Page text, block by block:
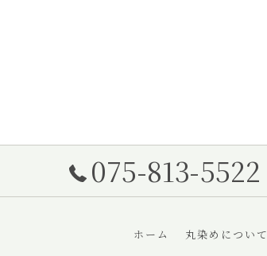
075-813-5522
ホーム 丸染めについて